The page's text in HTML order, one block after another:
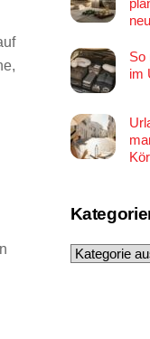
So
im
Kategorien